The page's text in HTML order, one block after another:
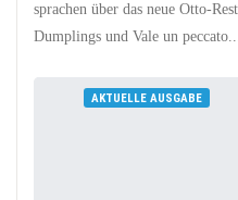
sprachen über das neue Otto-
Dumplings und Vale un
AKTUELLE AUSGABE